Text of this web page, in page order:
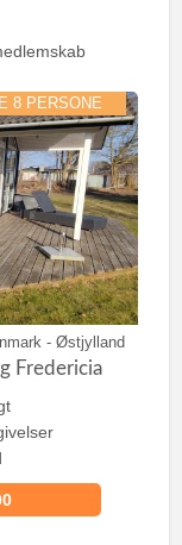
8 PERSONE
- Østjylland
Fredericia